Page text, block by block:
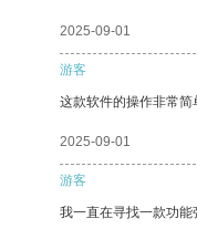
2025-09-01
游客
这款软件的操作非常简
2025-09-01
游客
我一直在寻找一款功能